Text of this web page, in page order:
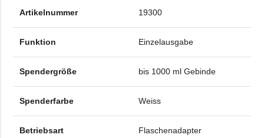
Artikelnummer 19300
Funktion Einzelausgabe
Spendergröße bis 1000 ml Gebinde
Spenderfarbe Weiss
Betriebsart
Flaschenadapter